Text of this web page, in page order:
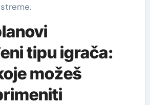
tipu igrača:
možeš